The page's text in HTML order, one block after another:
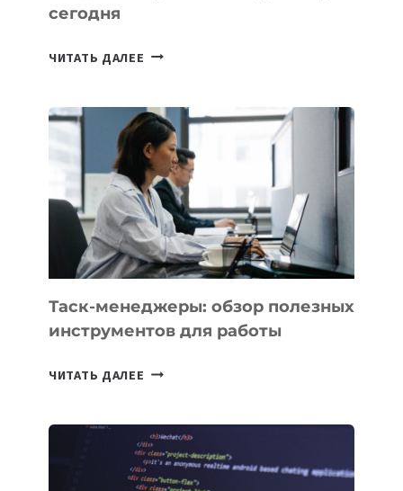
сегодня
ЧИТАТЬ ДАЛЕЕ ИИ-
БИЗНЕСА:
КАКИЕ
3
ЗАДАЧИ
ЕМУ
МОЖНО
ПОРУЧИТЬ
УЖЕ
СЕГОДНЯ
Таск-менеджеры: обзор полезных
инструментов для работы
ЧИТАТЬ ДАЛЕЕ ТАСК-
ПОЛЕЗНЫХ
ИНСТРУМЕНТОВ
ДЛЯ